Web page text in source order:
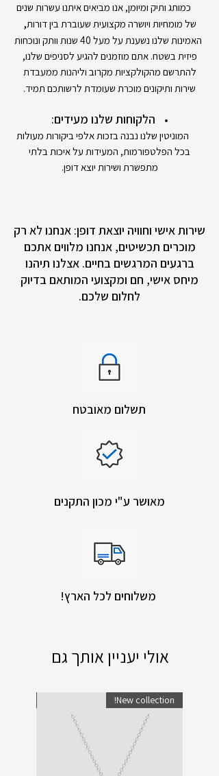
כמותג ותיק ומיומן, אנו מביאים איתנו עשרות שנים
של מומחיות ויושרה מקצועית שעוברת בין דורות,
האמינות שלנו נשענת על מעל 40 שנות וותק ונוכחות
פיזית בשטח. אתם מוזמנים להגיע לסניפים שלנו,
להתרשם מהקולקציות מקרוב וליהנות ממעבדת
שירות ותיקונים מוכרת שעומדת לרשותכם תמיד.
הלקוחות שלנו מעידים:
המוניטין שלנו נבנה בזכות אלפי ביקורות מעולות
בכל הפלטפורמות, המעידות על איכות בלתי
מתפשרת ושירות יוצא דופן.
שירות אישי וחוויה יוצאת דופן: אנחנו לא רק
מוכרים תכשיטים, אנחנו מלווים אתכם
ברגעים המרגשים בחיים. אצלנו תיהנו
מיחס אישי, חם ומקצועי המותאם בדיוק
לחלום שלכם.
תשלום מאובטח
מאושר ע"י מכון התקנים
אולי יעניין אותך גם
New collection!